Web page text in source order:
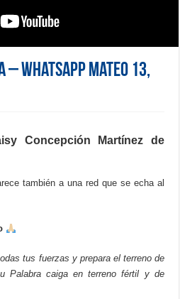
– WhatsApp Mateo 13,
Concepción Martínez de
también a una red que se echa al
tus fuerzas y prepara el terreno de
Palabra caiga en terreno fértil y de